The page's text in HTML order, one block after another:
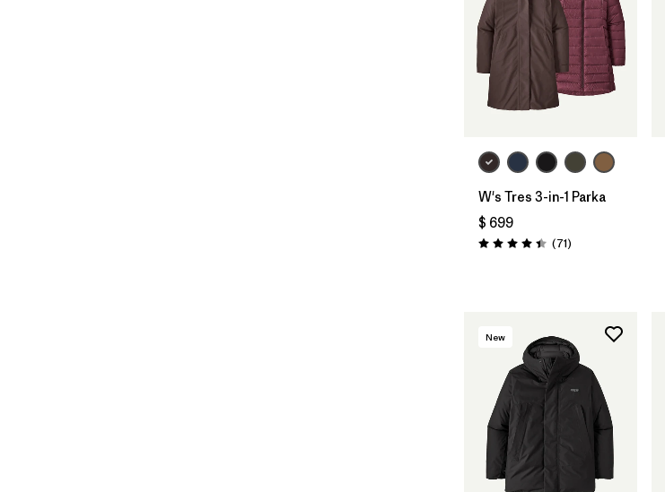
W's Tres 3-in-1 Parka
$ 699
Valoración: 4.4 / 5
(71Comentarios
)
New